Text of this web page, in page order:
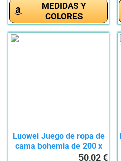
MEDIDAS Y
COLORES
Luowei Juego de ropa de
cama bohemia de 200 x
50,02 €